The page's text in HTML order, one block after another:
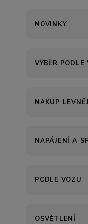
NOVINKY
VÝBĚR PODLE
NAKUP
NAPÁJENÍ A
PODLE VOZU
OSVĚTLENÍ